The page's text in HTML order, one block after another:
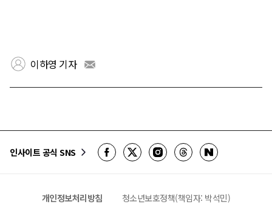
이하영 기자
인사이트 공식 SNS
개인정보처리방침 청소년보호정책(책임자: 박석민)